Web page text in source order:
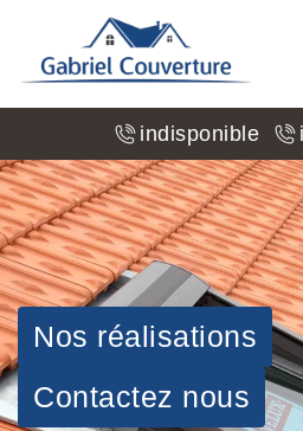
indisponible
Nos réalisations
Contactez nous